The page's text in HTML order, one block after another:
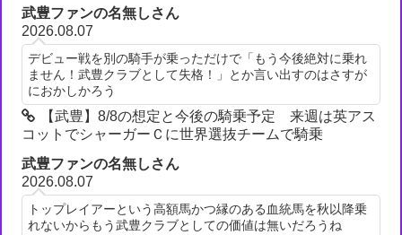
武豊ファンの名無しさん
2026.08.07
デビュー戦を別の騎手が乗っただけで「もう今後絶対に乗れ
ません！武豊クラブとして失格！」とか言い出すのはさすが
におかしかろう
【武豊】8/8の想定と今後の騎乗予定 来週は英アス
コットでシャーガーＣに世界選抜チームで騎乗
武豊ファンの名無しさん
2026.08.07
トップレイアーという高額馬かつ縁のある血統馬を秋以降乗
れないからもう武豊クラブとしての価値は無いだろうね